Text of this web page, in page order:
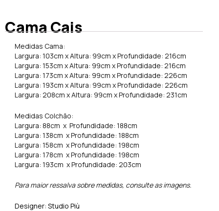
Cama Cais
Medidas Cama:
Largura: 103cm x Altura: 99cm x Profundidade: 216cm
Largura: 153cm x Altura: 99cm x Profundidade: 216cm
Largura: 173cm x Altura: 99cm x Profundidade: 226cm
Largura: 193cm x Altura: 99cm x Profundidade: 226cm
Largura: 208cm x Altura: 99cm x Profundidade: 231cm
Medidas Colchão:
Largura: 88cm x Profundidade: 188cm
Largura: 138cm x Profundidade: 188cm
Largura: 158cm x Profundidade: 198cm
Largura: 178cm x Profundidade: 198cm
Largura: 193cm x Profundidade: 203cm
Para maior ressalva sobre medidas, consulte as imagens.
Designer: Studio Più